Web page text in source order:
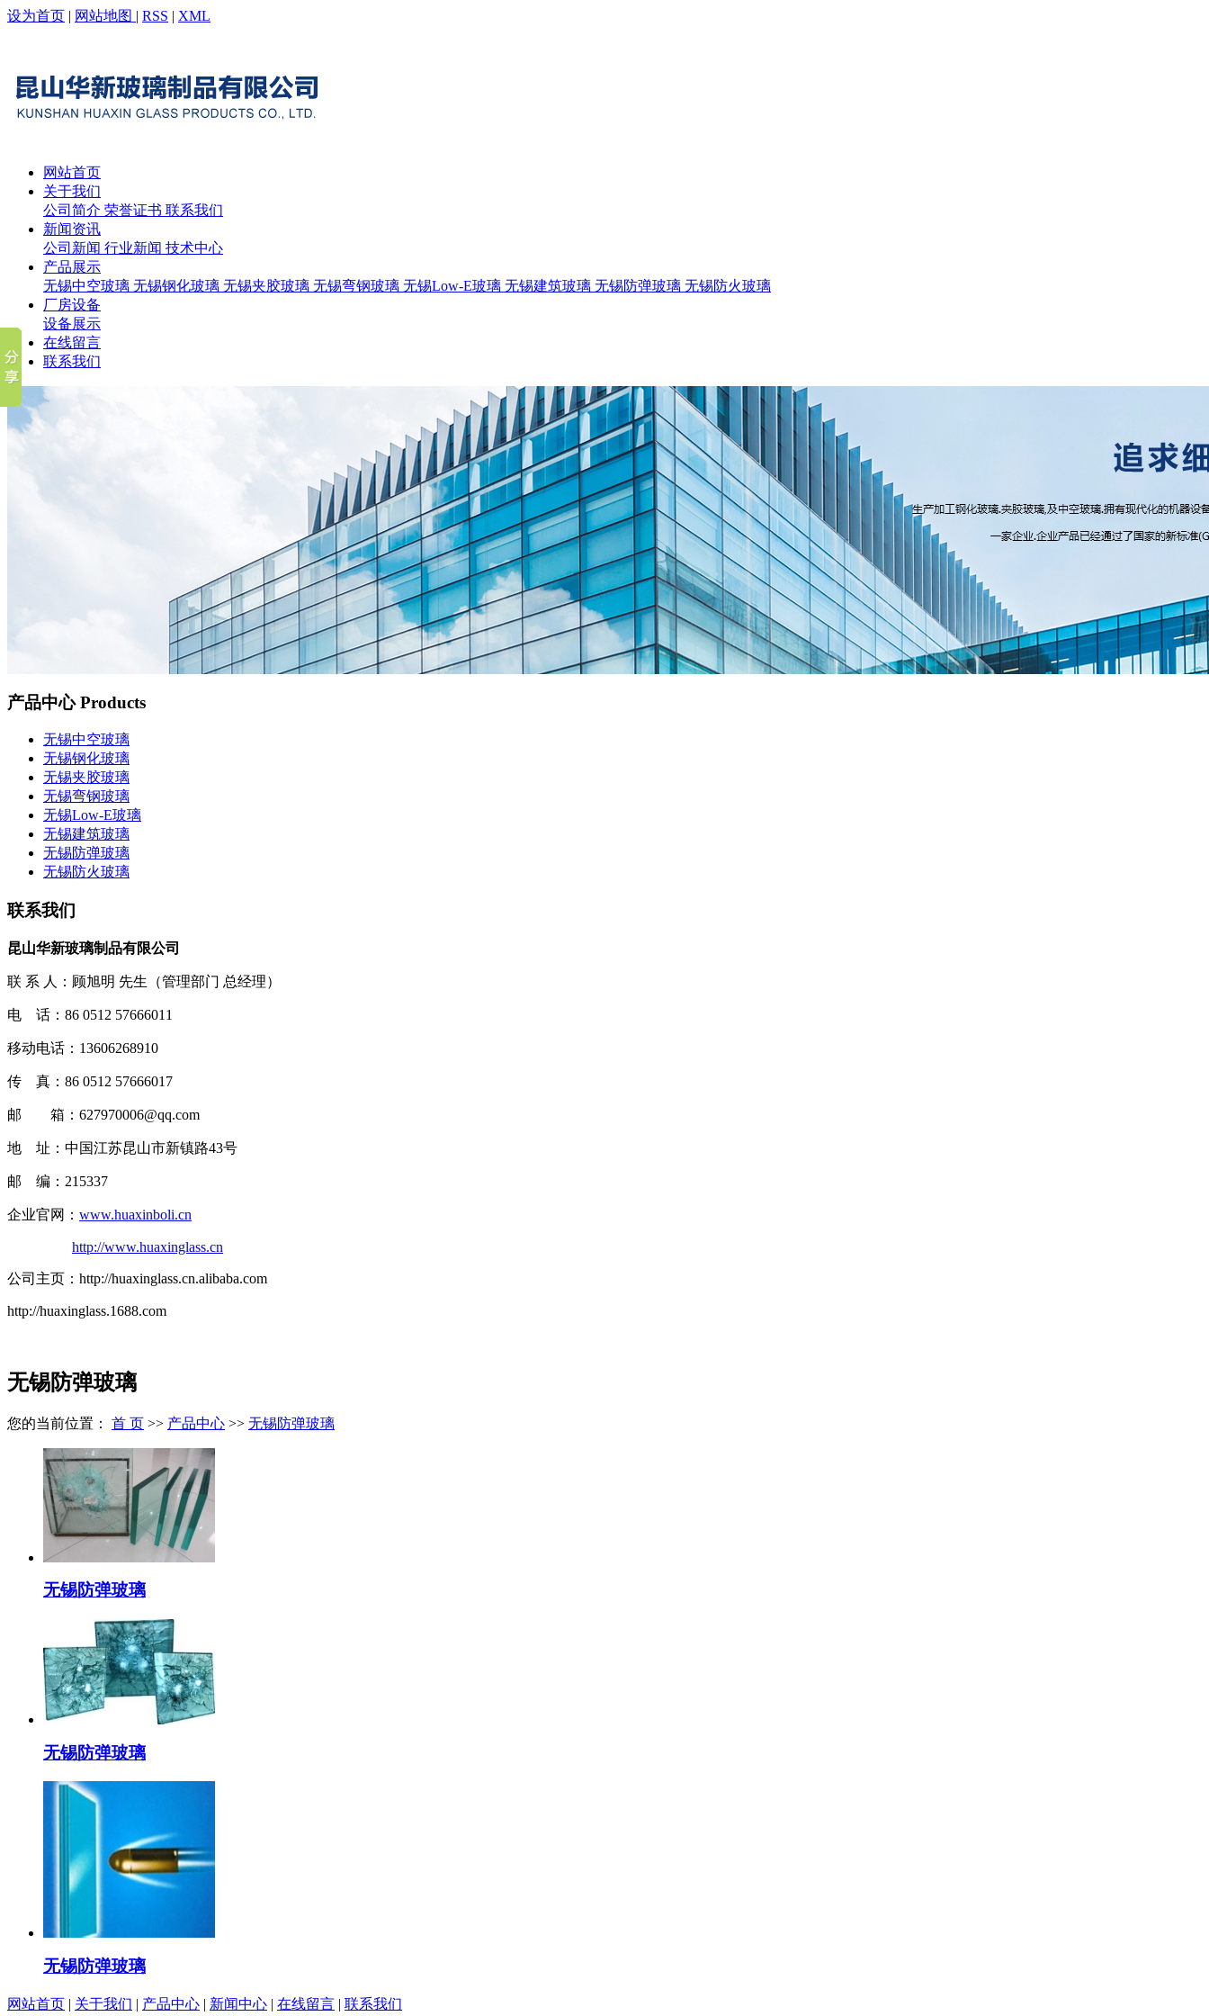
设为首页 | 网站地图 | RSS | XML
网站首页
关于我们
公司简介 荣誉证书 联系我们
新闻资讯
公司新闻 行业新闻 技术中心
产品展示
无锡中空玻璃 无锡钢化玻璃 无锡夹胶玻璃 无锡弯钢玻璃 无锡Low-E玻璃 无锡建筑玻璃 无锡防弹玻璃 无锡防火玻璃
厂房设备
设备展示
在线留言
联系我们
产品中心Products
无锡中空玻璃
无锡钢化玻璃
无锡夹胶玻璃
无锡弯钢玻璃
无锡Low-E玻璃
无锡建筑玻璃
无锡防弹玻璃
无锡防火玻璃
联系我们
昆山华新玻璃制品有限公司
联 系 人：顾旭明 先生（管理部门 总经理）
电 话：86 0512 57666011
移动电话：13606268910
传 真：86 0512 57666017
邮 箱：627970006@qq.com
地 址：中国江苏昆山市新镇路43号
邮 编：215337
企业官网： www.huaxinboli.cn
http://www.huaxinglass.cn
公司主页：http://huaxinglass.cn.alibaba.com
http://huaxinglass.1688.com
无锡防弹玻璃
您的当前位置： 首 页 >> 产品中心 >> 无锡防弹玻璃
无锡防弹玻璃
无锡防弹玻璃
无锡防弹玻璃
网站首页 | 关于我们 | 产品中心 | 新闻中心 | 在线留言 | 联系我们